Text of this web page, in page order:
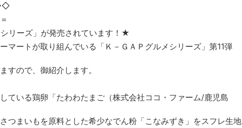
リーズ」が発売されています！★
マートが取り組んでいる「Ｋ－ＧＡＰグルメシリーズ」第11弾
すので、御紹介します。
ている鶏卵「たわわたまご（株式会社ココ・ファーム/鹿児島
つまいもを原料とした希少なでん粉「こなみずき」をスフレ生地